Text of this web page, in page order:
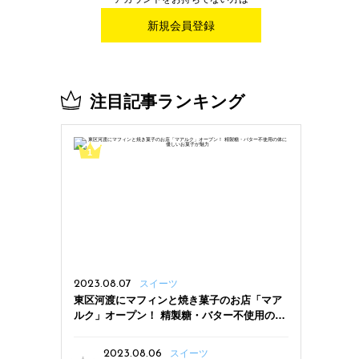
新規会員登録
注目記事ランキング
2023.08.07 スイーツ
東区河渡にマフィンと焼き菓子のお店「マア
ルク」オープン！ 精製糖・バター不使用の体
2023.08.06
スイーツ